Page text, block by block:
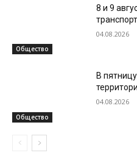
Общество
8 и 9
04.08.2026
Общество
В
04.08.2026